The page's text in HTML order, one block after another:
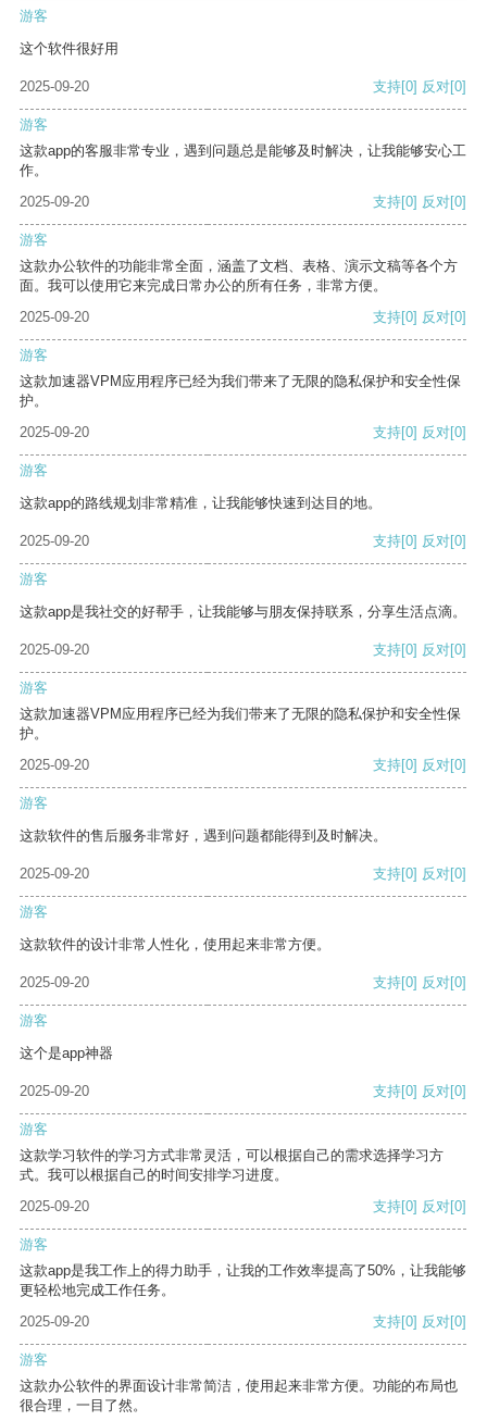
游客
这个软件很好用
2025-09-20 支持[0] 反对[0]
游客
这款app的客服非常专业，遇到问题总是能够及时解决，让我能够安心工
作。
2025-09-20
支持[0] 反对[0]
游客
这款办公软件的功能非常全面，涵盖了文档、表格、演示文稿等各个方
面。我可以使用它来完成日常办公的所有任务，非常方便。
2025-09-20
支持[0] 反对[0]
游客
这款加速器VPM应用程序已经为我们带来了无限的隐私保护和安全性保
护。
2025-09-20
支持[0] 反对[0]
游客
这款app的路线规划非常精准，让我能够快速到达目的地。
2025-09-20 支持[0] 反对[0]
游客
这款app是我社交的好帮手，让我能够与朋友保持联系，分享生活点滴。
2025-09-20 支持[0] 反对[0]
游客
这款加速器VPM应用程序已经为我们带来了无限的隐私保护和安全性保
护。
2025-09-20
支持[0] 反对[0]
游客
这款软件的售后服务非常好，遇到问题都能得到及时解决。
2025-09-20 支持[0] 反对[0]
游客
这款软件的设计非常人性化，使用起来非常方便。
2025-09-20 支持[0] 反对[0]
游客
这个是app神器
2025-09-20 支持[0] 反对[0]
游客
这款学习软件的学习方式非常灵活，可以根据自己的需求选择学习方
式。我可以根据自己的时间安排学习进度。
2025-09-20
支持[0] 反对[0]
游客
这款app是我工作上的得力助手，让我的工作效率提高了50%，让我能够
更轻松地完成工作任务。
2025-09-20
支持[0] 反对[0]
游客
这款办公软件的界面设计非常简洁，使用起来非常方便。功能的布局也
很合理，一目了然。